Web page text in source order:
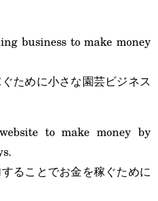
business to make money
ために小さな園芸ビジネス
to make money by
ることでお金を稼ぐために